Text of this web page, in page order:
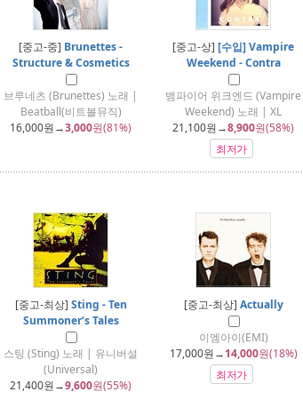
[중고-중] Brunettes -
Structure & Cosmetics
브루네츠 (Brunettes) 노래 |
Beatball(비트볼뮤직)
16,000원→3,000원(81%)
[중고-상] [수입] Vampire
Weekend - Contra
뱀파이어 위크엔드 (Vampire
Weekend) 노래 | XL
21,100원→8,900원(58%)
최저가
[중고-최상] Sting - Ten
Summoner‘s Tales
스팅 (Sting) 노래 | 유니버설
(Universal)
21,400원→9,600원(55%)
[중고-최상] Actually
이엠아이(EMI)
17,000원→14,000원(18%)
최저가